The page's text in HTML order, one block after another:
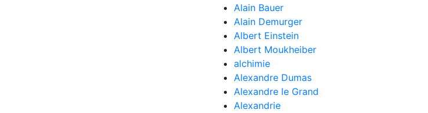
Alain Bauer
Alain Demurger
Albert Einstein
Albert Moukheiber
alchimie
Alexandre Dumas
Alexandre le Grand
Alexandrie